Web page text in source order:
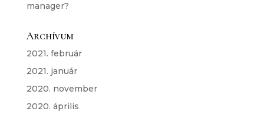
manager?
Archívum
2021. február
2021. január
2020. november
2020. április